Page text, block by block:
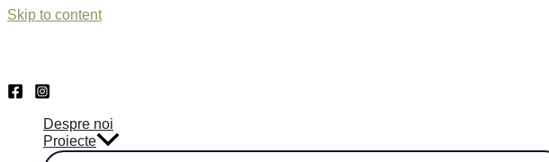
Skip to content
Despre noi
Proiecte